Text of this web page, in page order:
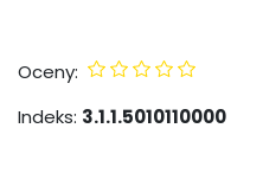
Oceny:
Indeks: 3.1.1.5010110000